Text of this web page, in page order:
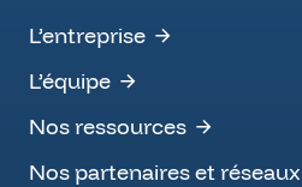
L’entreprise
L’équipe
Nos ressources
Nos partenaires et réseaux